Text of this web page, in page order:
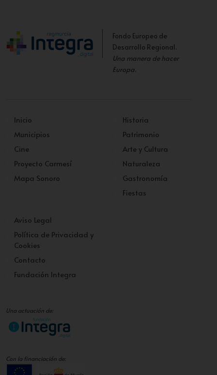
Fondo Europeo de
Desarrollo Regional.
Una manera de hacer
Europa.
Inicio
Municipios
Cine
Proyecto Carmesí
Mapa Sonoro
Historia
Patrimonio
Arte y Cultura
Naturaleza
Gastronomía
Fiestas
Aviso Legal
Política de Privacidad y
Cookies
Contacto
Fundación Integra
Una actuación de:
Con la financiación de: